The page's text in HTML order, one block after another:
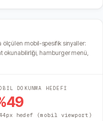
ölçülen mobil-spesifik sinyaller:
hamburger menü,
DOKUNMA HEDEFİ
49
hedef (mobil viewport)